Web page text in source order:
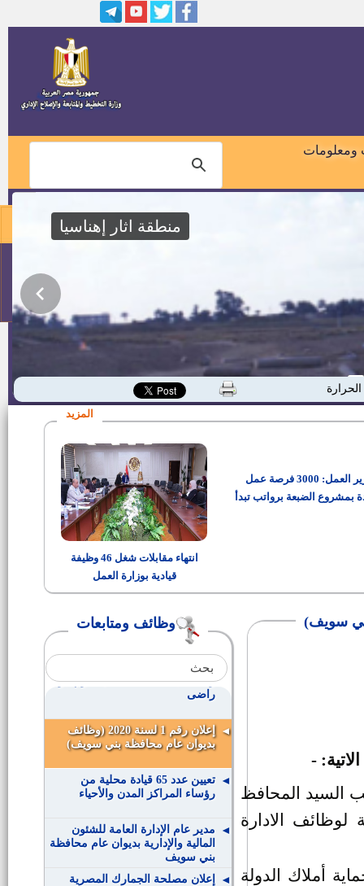
01018460099
ومعلومات
منطقة اثار إهناسيا
المزيد
وزير العمل: 3000 فرصة عمل
بمشروع الضبعة برواتب تبدأ
انتهاء مقابلات شغل 46 وظيفة
قيادية بوزارة العمل
-
السيد المحافظ
لوظائف الادارة
أملاك الدولة
وظائف ومتابعات
لتصنيع الأدوات الصحية
مدير عام الإدارة العامة للشئون
القانونية
وظائف بمصانع كوم أبو راضى
العرب
وظائف بمصنع لصناعه السيراميك
والبورسلين
وظائف بمصنع لصناعة الخميرة
وظائف بمصنع لصناعة الأجهزة
الطبية
وظائف بسوبر ماركت ومطعم
مشويات
وظائف بالمنطقة الصناعية كوم ابو
راضى
إعلان رقم 1 لسنة 2020 (وظائف
بديوان عام محافظة بني سويف)
تعيين عدد 65 قيادة محلية من
رؤساء المراكز المدن والأحياء
مدير عام الإدارة العامة للشئون
المالية والإدارية بديوان عام محافظة
بني سويف
إعلان مصلحة الجمارك المصرية